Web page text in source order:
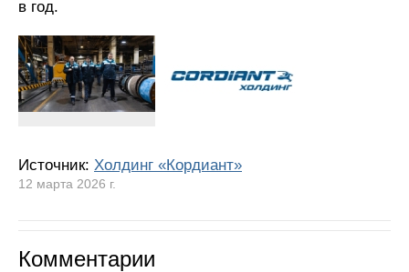
в год.
Источник: Холдинг «Кордиант»
12 марта 2026 г.
Комментарии